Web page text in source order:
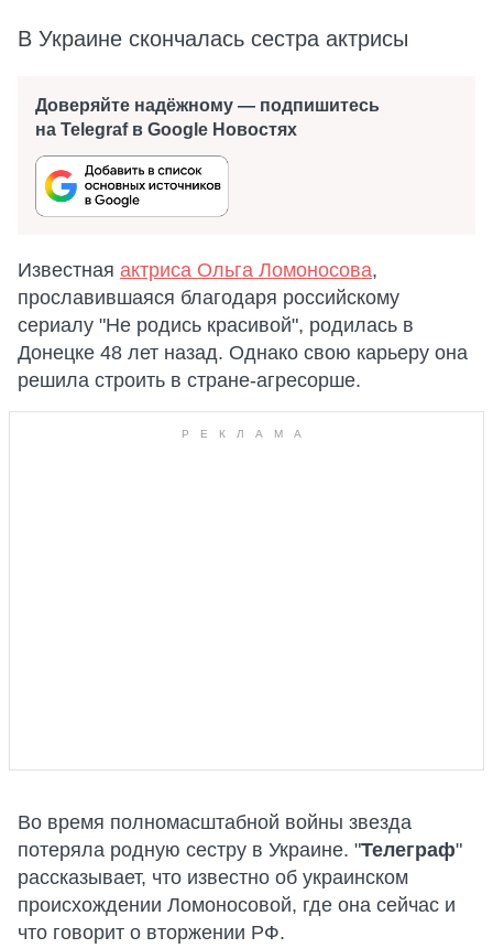
В Украине скончалась сестра актрисы
Доверяйте надёжному — подпишитесь
на Telegraf в Google Новостях
Известная актриса Ольга Ломоносова,
прославившаяся благодаря российскому
сериалу "Не родись красивой", родилась в
Донецке 48 лет назад. Однако свою карьеру она
решила строить в стране-агресорше.
Во время полномасштабной войны звезда
потеряла родную сестру в Украине. "Телеграф"
рассказывает, что известно об украинском
происхождении Ломоносовой, где она сейчас и
что говорит о вторжении РФ.